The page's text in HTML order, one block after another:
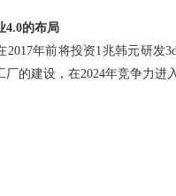
的布局
年前将投资1兆韩元研发
厂的建设，在2024年竞争力进